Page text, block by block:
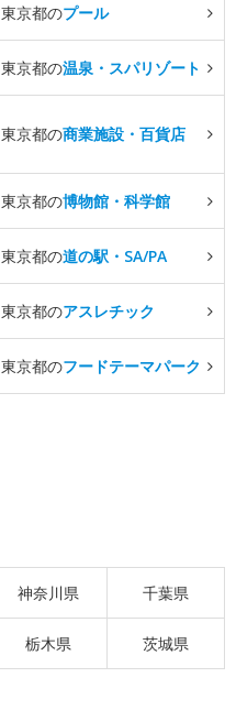
東京都のプール
東京都の温泉・スパリゾート
東京都の商業施設・百貨店
東京都の博物館・科学館
東京都の道の駅・SA/PA
東京都のアスレチック
東京都のフードテーマパーク
神奈川県 千葉県
栃木県 茨城県